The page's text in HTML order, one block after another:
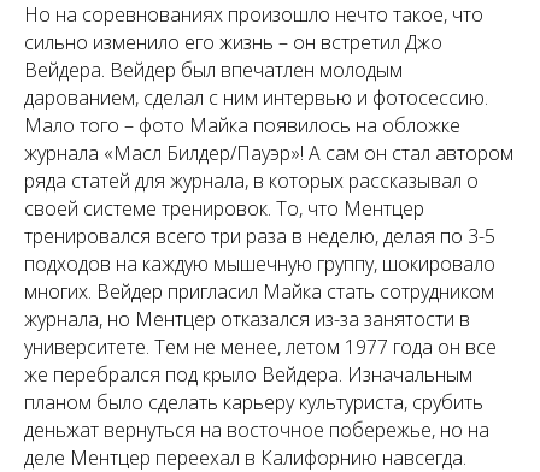
Но на соревнованиях произошло нечто такое, что
сильно изменило его жизнь – он встретил Джо
Вейдера. Вейдер был впечатлен молодым
дарованием, сделал с ним интервью и фотосессию.
Мало того – фото Майка появилось на обложке
журнала «Масл Билдер/Пауэр»! А сам он стал автором
ряда статей для журнала, в которых рассказывал о
своей системе тренировок. То, что Ментцер
тренировался всего три раза в неделю, делая по 3-5
подходов на каждую мышечную группу, шокировало
многих. Вейдер пригласил Майка стать сотрудником
журнала, но Ментцер отказался из-за занятости в
университете. Тем не менее, летом 1977 года он все
же перебрался под крыло Вейдера. Изначальным
планом было сделать карьеру культуриста, срубить
деньжат вернуться на восточное побережье, но на
деле Ментцер переехал в Калифорнию навсегда.